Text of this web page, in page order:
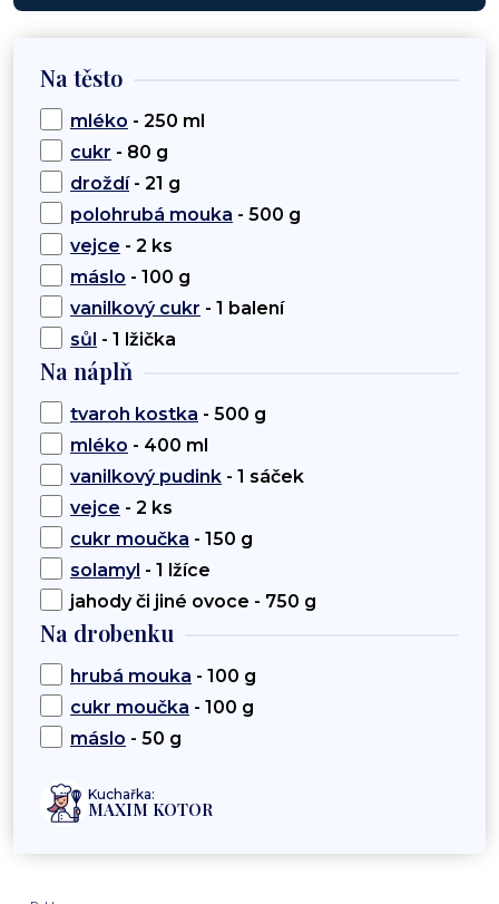
Na těsto
mléko - 250 ml
cukr - 80 g
droždí- 21 g
polohrubá mouka - 500 g
vejce - 2 ks
máslo - 100 g
vanilkový cukr - 1 balení
sůl - 1 lžička
Na náplň
tvaroh kostka - 500 g
mléko - 400 ml
vanilkový pudink - 1 sáček
vejce - 2 ks
cukr moučka - 150 g
solamyl - 1 lžíce
jahody či jiné ovoce - 750 g
Na drobenku
hrubá mouka - 100 g
cukr moučka - 100 g
máslo - 50 g
Kuchařka:
MAXIM KOTOR